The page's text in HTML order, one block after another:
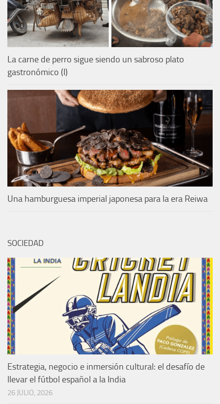
La carne de perro sigue siendo un sabroso plato
gastronómico (I)
Una hamburguesa imperial japonesa para la era Reiwa
SOCIEDAD
Estrategia, negocio e inmersión cultural: el desafío de
llevar el fútbol español a la India
26 JULIO, 2026